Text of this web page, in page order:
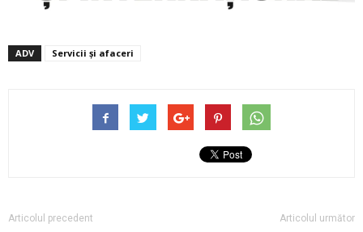
ADV Servicii și afaceri
Articolul precedent Articolul următor